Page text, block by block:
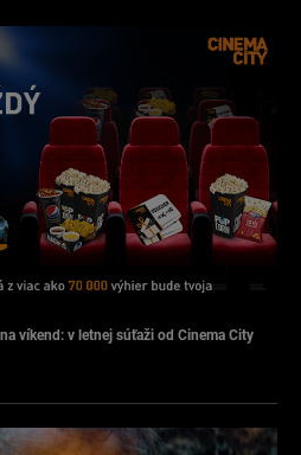
víkend: v letnej súťaži od Cinema City